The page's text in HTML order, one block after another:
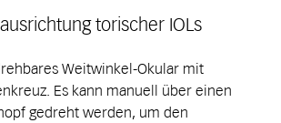
torischer IOLs
Weitwinkel-Okular mit
Es kann manuell über einen
gedreht werden, um den